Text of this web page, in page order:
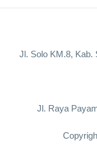
Jl. Solo KM.8, Kab.
Jl. Raya